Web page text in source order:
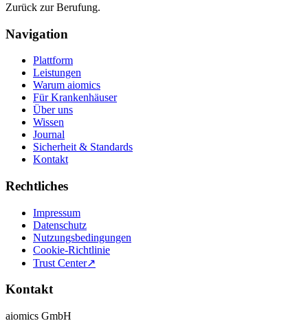
Zurück zur Berufung.
Navigation
Plattform
Leistungen
Warum aiomics
Für Krankenhäuser
Über uns
Wissen
Journal
Sicherheit & Standards
Kontakt
Rechtliches
Impressum
Datenschutz
Nutzungsbedingungen
Cookie-Richtlinie
Trust Center↗
Kontakt
aiomics GmbH